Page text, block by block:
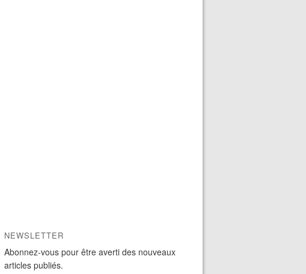
NEWSLETTER
Abonnez-vous pour être averti des nouveaux
articles publiés.